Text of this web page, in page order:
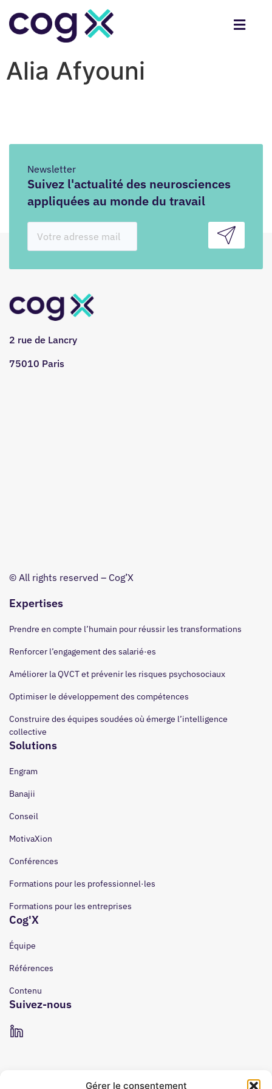
Gérer le consentement
Alia Afyouni
Newsletter
Suivez l'actualité des neurosciences
appliquées au monde du travail
2 rue de Lancry
75010 Paris
© All rights reserved – Cog’X
Expertises
Prendre en compte l’humain pour réussir les transformations
Renforcer l’engagement des salarié·es
Améliorer la QVCT et prévenir les risques psychosociaux
Optimiser le développement des compétences
Construire des équipes soudées où émerge l’intelligence
collective
Solutions
Engram
Banajii
Conseil
MotivaXion
Conférences
Formations pour les professionnel·les
Formations pour les entreprises
Cog'X
Équipe
Références
Contenu
Suivez-nous